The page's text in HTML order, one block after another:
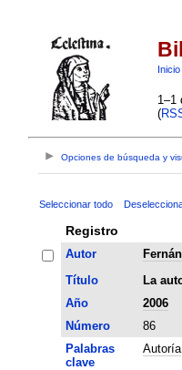
Inicio
1–1
(
Opciones de búsqueda y
Seleccionar todo
Registro
Autor
Título
La
Año
2006
Número
86
Palabras
clave
Autoría